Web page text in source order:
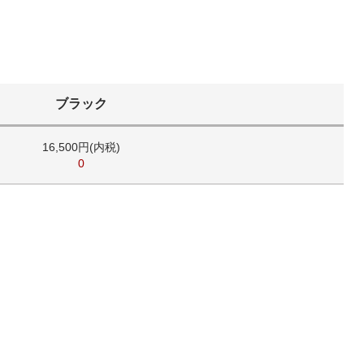
ブラック
16,500円(内税)
0